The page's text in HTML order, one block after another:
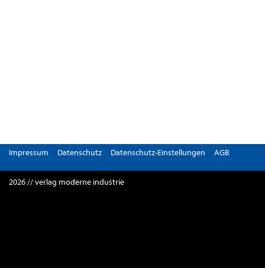
Impressum Datenschutz Datenschutz-Einstellungen AGB
2026 // verlag moderne industrie